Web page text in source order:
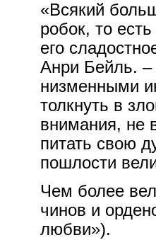
«Всякий
робок, то
его
Анри Бейль.
низменными
толкнуть в
внимания, не
питать свою
пошлости
Чем более
чинов и
любви»).